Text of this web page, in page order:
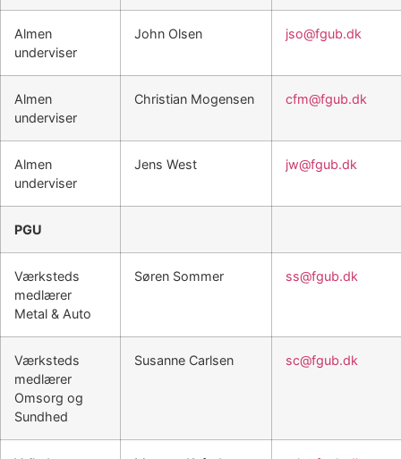
Almen
underviser
John Olsen jso@fgub.dk
Almen
underviser
Christian Mogensen cfm@fgub.dk
Almen
underviser
Jens West jw@fgub.dk
PGU
Værksteds
medlærer
Metal & Auto
Søren Sommer ss@fgub.dk
Værksteds
medlærer
Omsorg og
Sundhed
Susanne Carlsen sc@fgub.dk